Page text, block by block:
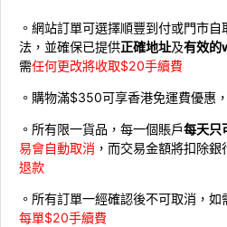
。網站訂單可選擇順豐到付或門市
法，並確保已提供正確地址及有效的
需任何更改將收取$20手續費
。購物滿$350可享香港免運費優惠
。所有限一貨品，每一個賬戶每天只
易會自動取消 ，而交易金額將扣除
退款
。所有訂單一經確認後不可取消，
每單$20手續費